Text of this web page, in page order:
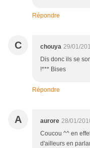
Répondre
C chouya 29/01/
Dis donc ils se
!*** Bises
Répondre
A aurore 28/01/
Coucou ^^ en
d'ailleurs en